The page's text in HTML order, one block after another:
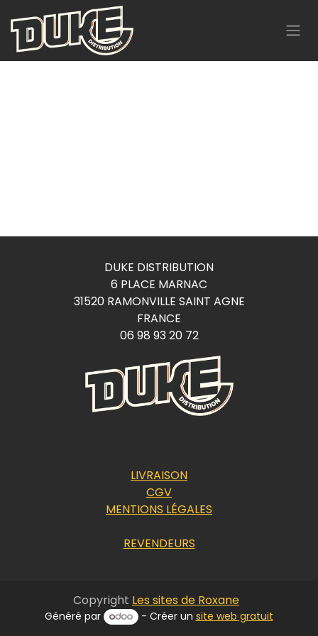
Se rendre au contenu
DUKE DISTRIBUTION
6 PLACE MARNAC
31520 RAMONVILLE SAINT AGNE
FRANCE
06 98 93 20 72
LIVRAISON
CGV
MENTIONS LÉGALES
REVENDEURS
Copyright Les sites de Roxane
Généré par - Créer un site web gratuit